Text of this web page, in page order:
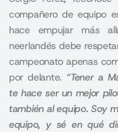
compañero de equipo
hace empujar más
neerlandés debe
campeonato apenas
por delante. “Tener a
te hace ser un mejor
también al equipo. Soy
equipo, y sé en qué